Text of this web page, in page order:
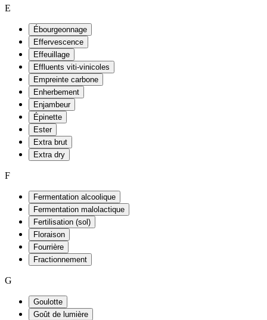
E
Ébourgeonnage
Effervescence
Effeuillage
Effluents viti-vinicoles
Empreinte carbone
Enherbement
Enjambeur
Épinette
Ester
Extra brut
Extra dry
F
Fermentation alcoolique
Fermentation malolactique
Fertilisation (sol)
Floraison
Fourrière
Fractionnement
G
Goulotte
Goût de lumière